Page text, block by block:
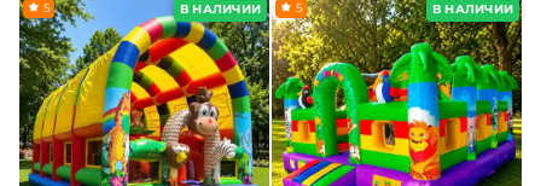
В НАЛИЧИИ
5 В НАЛИЧИИ
5